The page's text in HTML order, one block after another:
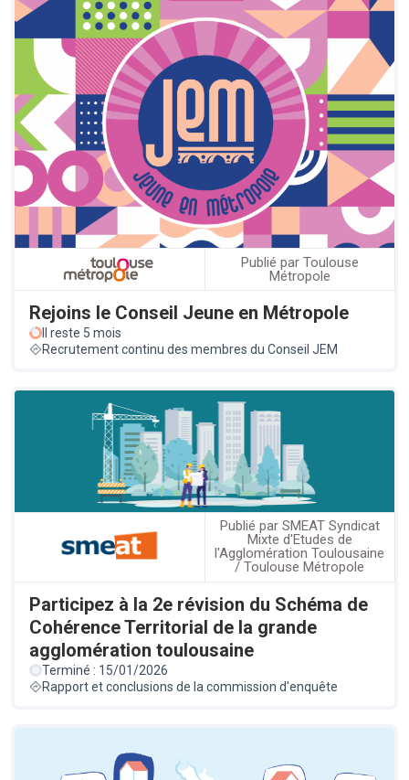
Publié par Toulouse
Métropole
Rejoins le Conseil Jeune en Métropole
Il reste 5 mois
Recrutement continu des membres du Conseil JEM
Publié par SMEAT Syndicat
Mixte d'Etudes de
l'Agglomération Toulousaine
/ Toulouse Métropole
Participez à la 2e révision du Schéma de
Cohérence Territorial de la grande
agglomération toulousaine
Terminé : 15/01/2026
Rapport et conclusions de la commission d'enquête